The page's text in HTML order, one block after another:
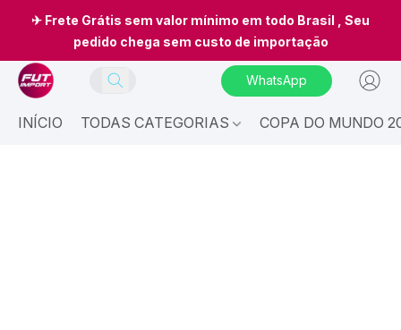
✈ Frete Grátis sem valor mínimo em todo Brasil , Seu
pedido chega sem custo de importação
WhatsApp
INÍCIO TODAS CATEGORIAS COPA DO MUNDO